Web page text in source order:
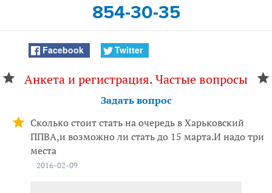
854-30-35
Facebook Twitter
Анкета и регистрация. Частые вопросы
Задать вопрос
Сколько стоит стать на очередь в Харьковский
ППВА,и возможно ли стать до 15 марта.И надо три
места
2016-02-09